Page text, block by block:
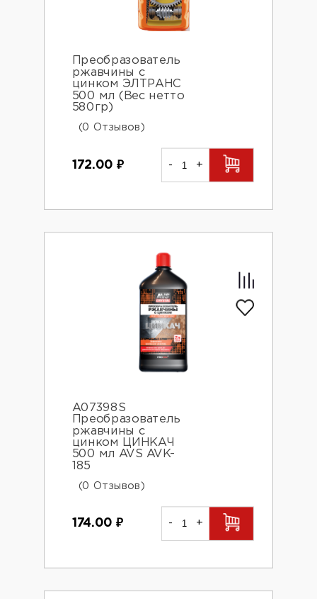
Преобразователь
ржавчины с
цинком ЭЛТРАНС
500 мл (Вес нетто
580гр)
(0 Отзывов)
172.00 ₽ - +
A07398S
Преобразователь
ржавчины с
цинком ЦИНКАЧ
500 мл AVS AVK-
185
(0 Отзывов)
174.00 ₽ - +